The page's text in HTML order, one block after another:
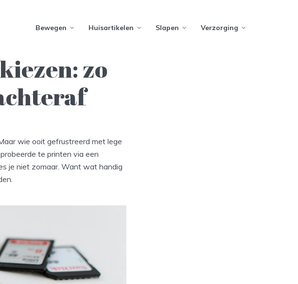
Bewegen Huisartikelen Slapen Verzorging
zo
wie ooit gefrustreerd met lege
te printen via een
je niet zomaar. Want wat handig